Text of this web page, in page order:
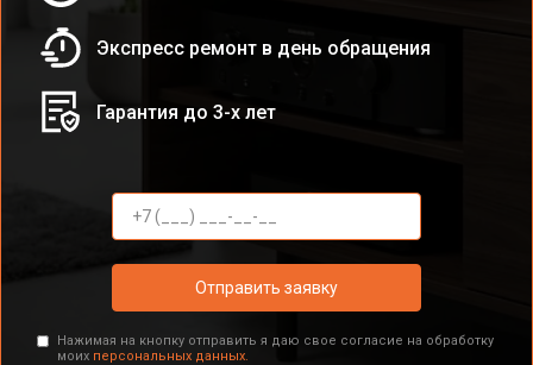
Экспресс ремонт в день обращения
Гарантия до 3-х лет
Отправить заявку
Нажимая на кнопку отправить я даю свое согласие на обработку
моих персональных данных.